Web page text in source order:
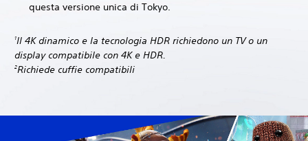
questa versione unica di Tokyo.
1Il 4K dinamico e la tecnologia HDR richiedono un TV o un
display compatibile con 4K e HDR.
2Richiede cuffie compatibili